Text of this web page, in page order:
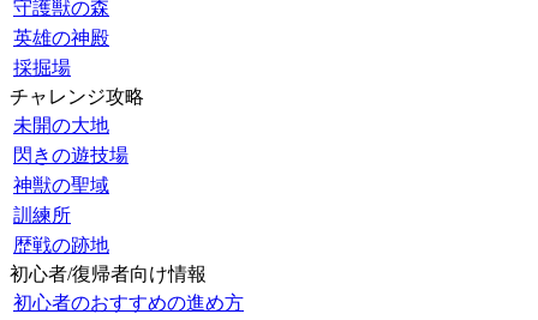
守護獣の森
英雄の神殿
採掘場
チャレンジ攻略
未開の大地
閃きの遊技場
神獣の聖域
訓練所
歴戦の跡地
初心者/復帰者向け情報
初心者のおすすめの進め方